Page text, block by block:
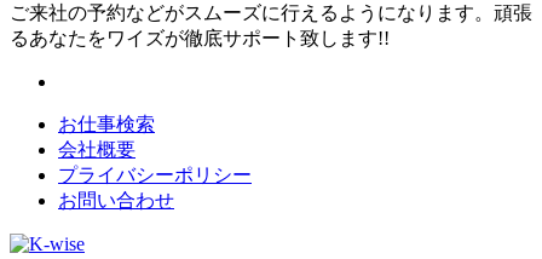
ご来社の予約などがスムーズに行えるようになります。頑張
るあなたをワイズが徹底サポート致します!!
お仕事検索
会社概要
プライバシーポリシー
お問い合わせ